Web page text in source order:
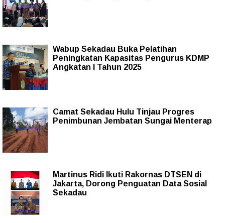
Wabup Sekadau Buka Pelatihan
Peningkatan Kapasitas Pengurus KDMP
Angkatan I Tahun 2025
Camat Sekadau Hulu Tinjau Progres
Penimbunan Jembatan Sungai Menterap
Martinus Ridi Ikuti Rakornas DTSEN di
Jakarta, Dorong Penguatan Data Sosial
Sekadau